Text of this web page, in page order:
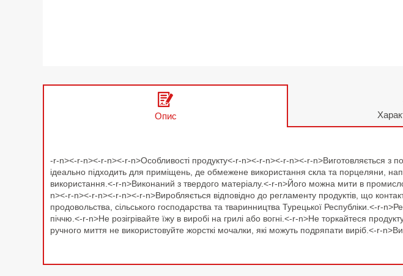
Опис
-r-n><-r-n><-r-n><-r-n>Особливості продукту<-r-n><-r-n><-r-n><-r-n>Виготовляється з
ідеально підходить для приміщень, де обмежене використання скла та порцеляни,
використання.<-r-n>Виконаний з твердого матеріалу.<-r-n>Його можна мити в
n><-r-n><-r-n><-r-n><-r-n>Виробляється відповідно до регламенту продуктів, що
продовольства, сільського господарства та тваринництва Турецької Республіки.<-r-
піччю.<-r-n>Не розігрівайте їжу в виробі на грилі або вогні.<-r-n>Не торкайтеся
ручного миття не використовуйте жорсткі мочалки, які можуть подряпати виріб.<-r-